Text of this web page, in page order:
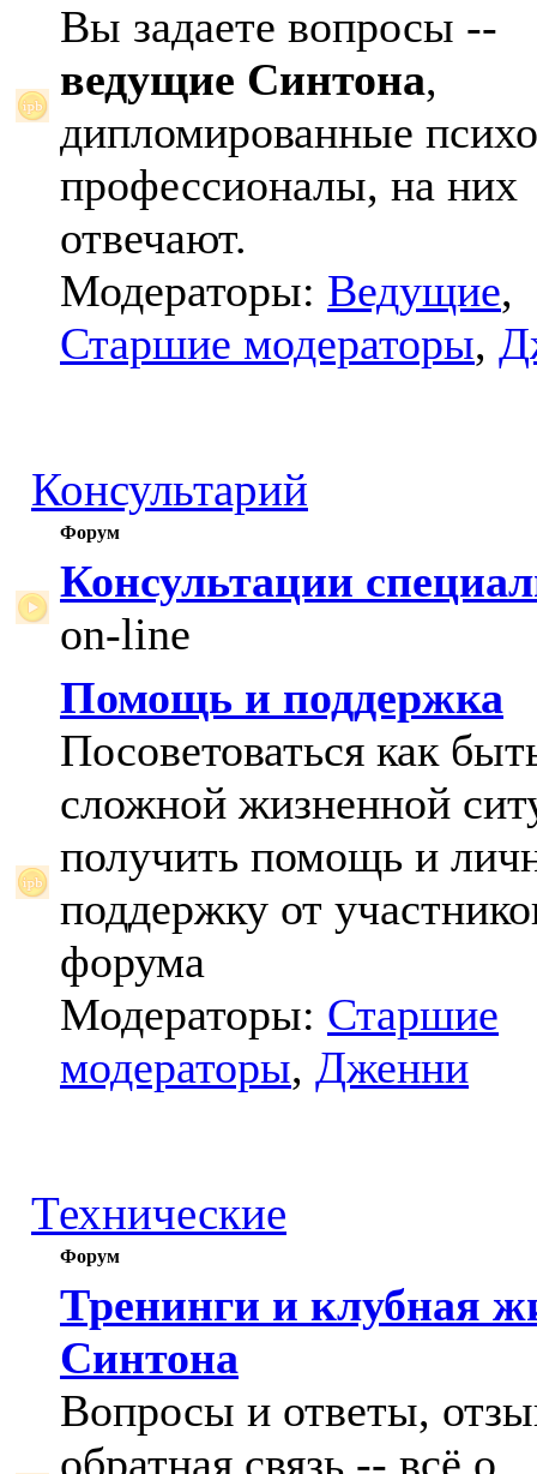
Вы задаете вопросы --
ведущие Синтона,
дипломированные
профессионалы, на них
отвечают.
Модераторы: Ведущие,
Старшие модераторы,
Консультарий
Форум
Консультации
on-line
Помощь и поддержка
Посоветоваться как
сложной жизненной
получить помощь и
поддержку от
форума
Модераторы: Старшие
модераторы, Дженни
Технические
Форум
Тренинги и клубная
Синтона
Вопросы и ответы,
обратная связь -- всё о